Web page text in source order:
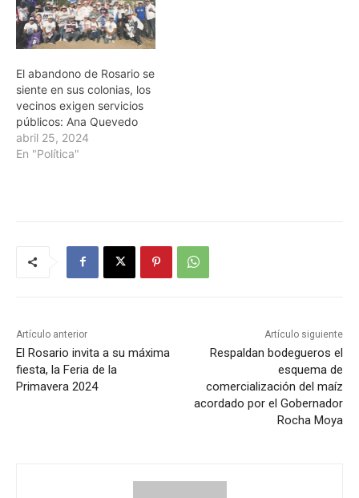
El abandono de Rosario se
siente en sus colonias, los
vecinos exigen servicios
públicos: Ana Quevedo
abril 25, 2024
En "Política"
Artículo anterior
El Rosario invita a su máxima
fiesta, la Feria de la
Primavera 2024
Artículo siguiente
Respaldan bodegueros el
esquema de
comercialización del maíz
acordado por el Gobernador
Rocha Moya